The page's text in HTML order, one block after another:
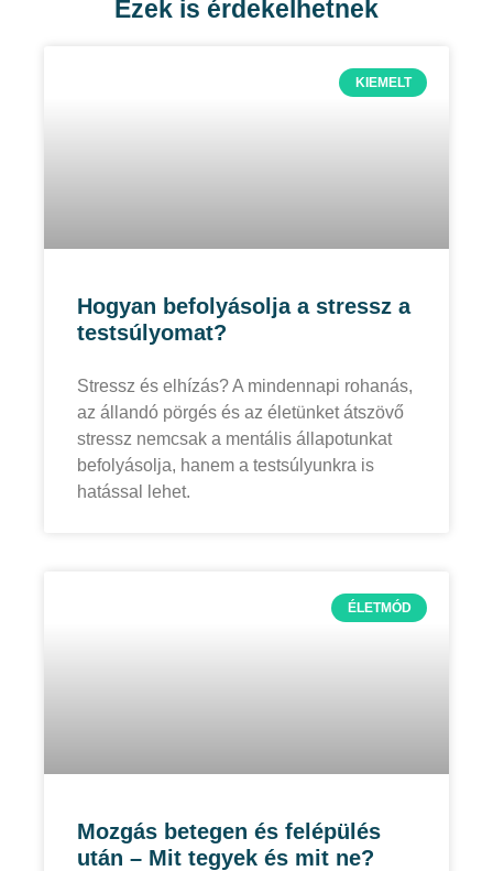
Ezek is érdekelhetnek
KIEMELT
Hogyan befolyásolja a stressz a
testsúlyomat?
Stressz és elhízás? A mindennapi rohanás,
az állandó pörgés és az életünket átszövő
stressz nemcsak a mentális állapotunkat
befolyásolja, hanem a testsúlyunkra is
hatással lehet.
ÉLETMÓD
Mozgás betegen és felépülés
után – Mit tegyek és mit ne?